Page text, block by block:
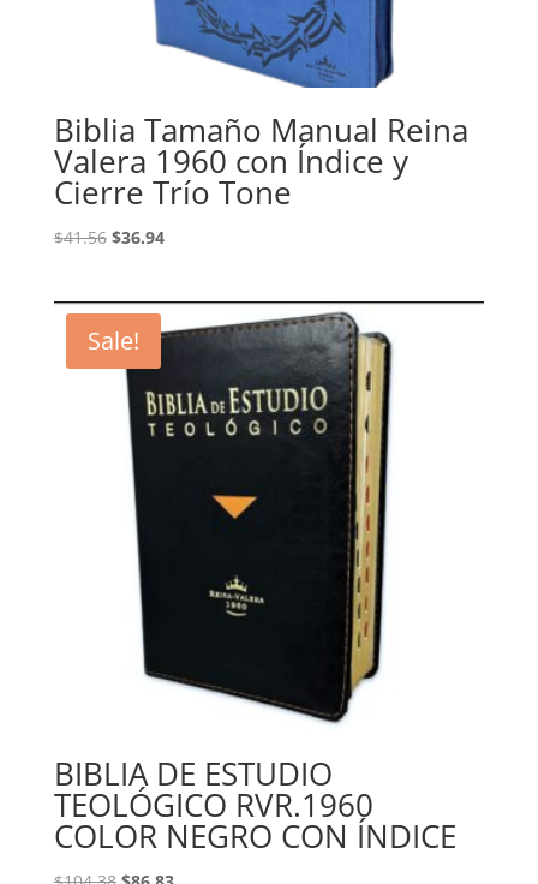
Biblia Tamaño Manual Reina
Valera 1960 con Índice y
Cierre Trío Tone
$41.56 Original
$41.56.
$36.94Current
Sale!
BIBLIA DE ESTUDIO
TEOLÓGICO RVR.1960
COLOR NEGRO CON ÍNDICE